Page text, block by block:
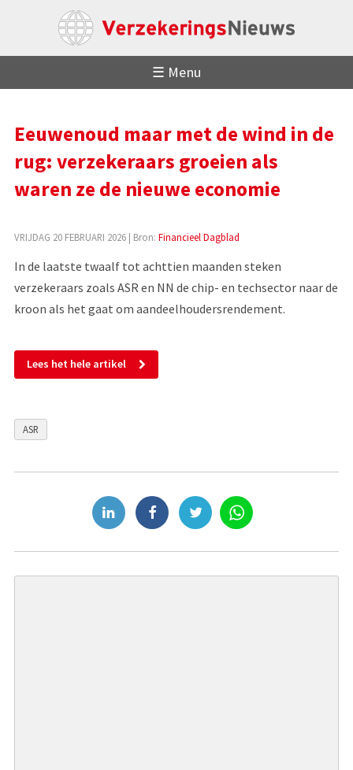
☰ Menu
Eeuwenoud maar met de wind in de
rug: verzekeraars groeien als
waren ze de nieuwe economie
VRIJDAG 20 FEBRUARI 2026| Bron: Financieel Dagblad
In de laatste twaalf tot achttien maanden steken
verzekeraars zoals ASR en NN de chip- en techsector naar de
kroon als het gaat om aandeelhoudersrendement.
Lees het hele artikel
ASR